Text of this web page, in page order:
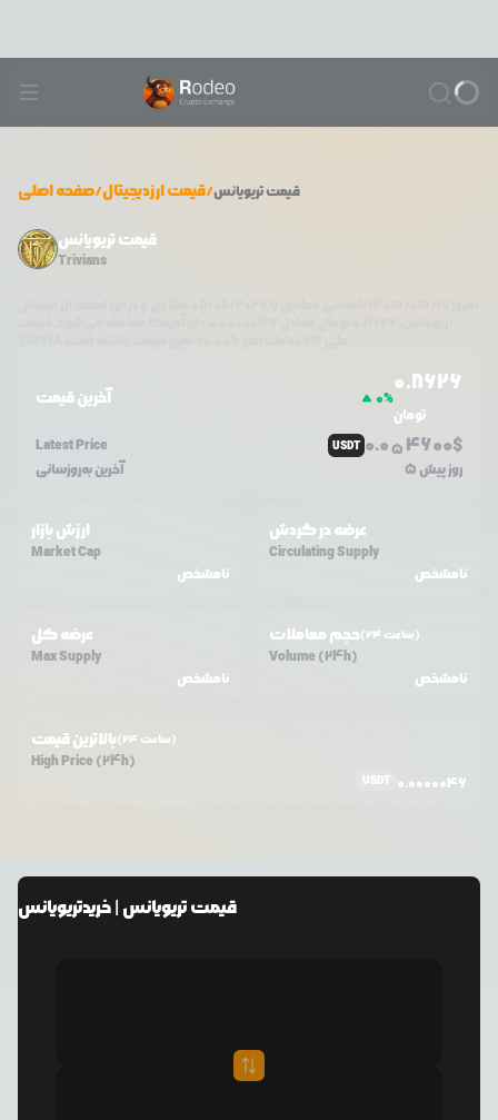
صفحه اصلی/قیمت ارزدیجیتال/ قیمتتریویانس
قیمت تریویانس
Trivians
آخرین قیمت 0%
0.8626
تومان
Latest Price
USDT 0.0 5 4600$
آخرین به‌روزسانی 5 روز پیش
ارزش بازار
Market Cap
نامشخص
عرضه در گردش
Circulating Supply
نامشخص
عرضه کل
Max Supply
نامشخص
حجم معاملات (24 ساعت)
Volume (24h)
نامشخص
بالاترین قیمت (24 ساعت)
High Price (24h)
USDT 0.0000046
قیمتتریویانس | خریدتریویانس